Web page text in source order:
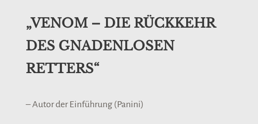
„VENOM – DIE RÜCKKEHR
DES GNADENLOSEN
RETTERS“
– Autor der Einführung (Panini)